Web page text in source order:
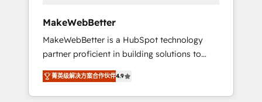
MakeWebBetter
MakeWebBetter is a HubSpot technology
partner proficient in building solutions to
maximize the operational efficiency of
HubSpot. The fastest-growing tech-enabler &
facilitator, MakeWebBetter, hands you the
菁英级解决方案合作伙伴4.9